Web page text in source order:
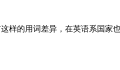
样的用词差异，在英语系国家